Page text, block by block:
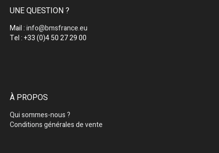
UNE QUESTION ?
Mail :info@bmsfrance.eu
Tel : +33 (0)4 50 27 29 00
À PROPOS
Qui sommes-nous ?
Conditions générales de vente